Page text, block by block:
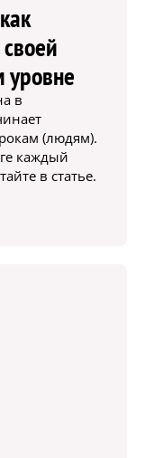
уровне
в
(людям).
каждый
в статье.